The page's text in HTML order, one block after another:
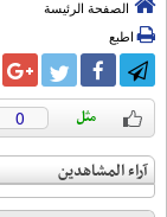
الصفحة الرئيسة
اطبع
0
آراء المشاهدين